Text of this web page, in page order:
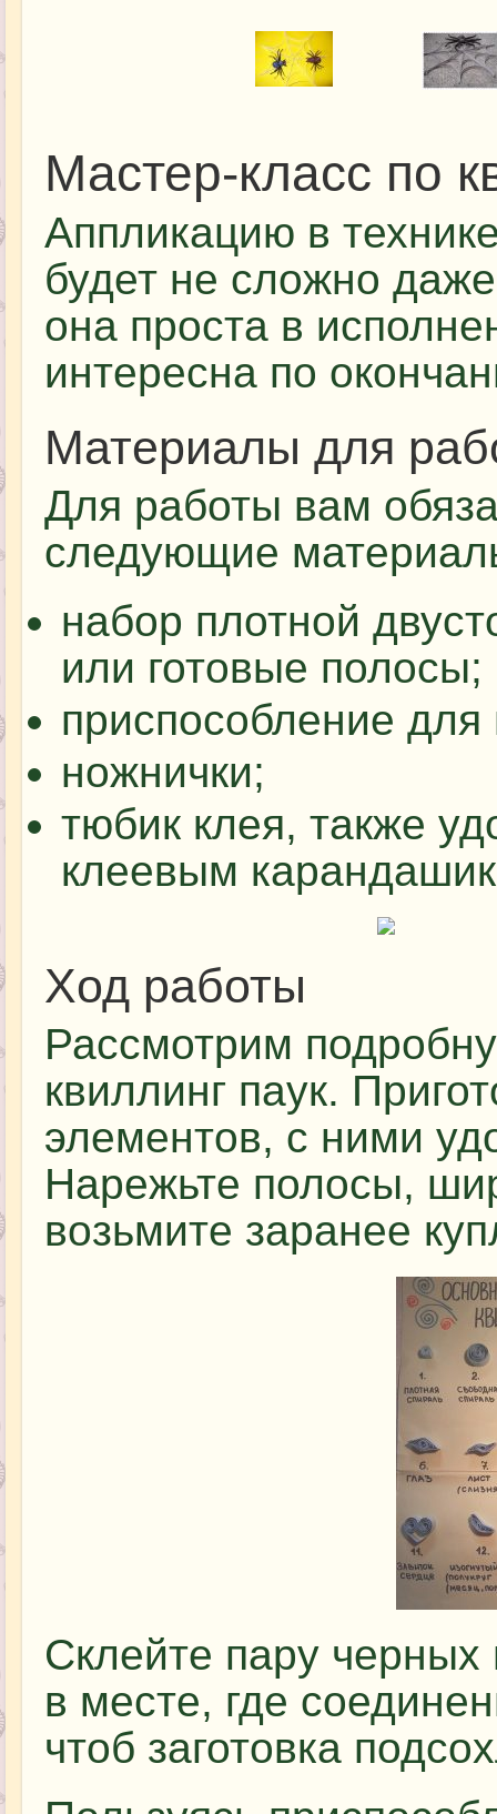
Мастер-класс по
Аппликацию в
будет не сложно
она проста в
интересна по
Материалы для
Для работы вам
следующие
набор плотной
или готовые полосы;
приспособление для
ножнички;
тюбик клея, также
клеевым
Ход работы
Рассмотрим
квиллинг паук.
элементов, с ними
Нарежьте полосы,
возьмите заранее
Склейте пару
в месте, где
чтоб заготовка